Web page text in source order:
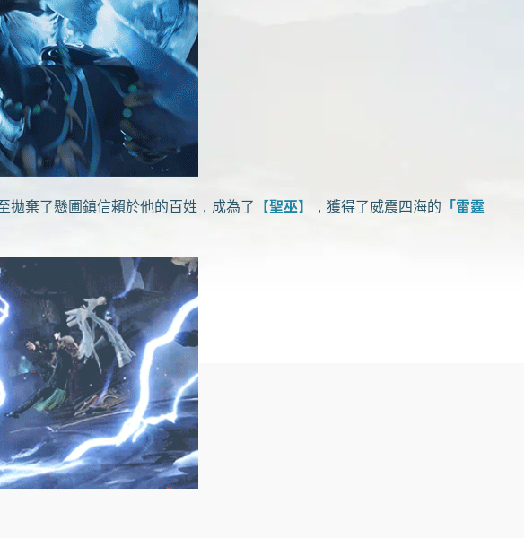
拋棄了懸圃鎮信賴於他的百姓，成為了 【聖巫】 ，獲得了威震四海的 「雷霆